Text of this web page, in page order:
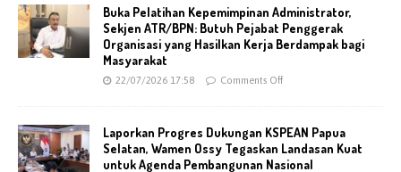
Buka Pelatihan Kepemimpinan Administrator,
Sekjen ATR/BPN: Butuh Pejabat Penggerak
Organisasi yang Hasilkan Kerja Berdampak bagi
Masyarakat
22/07/2026 17:58 Comments Off
Laporkan Progres Dukungan KSPEAN Papua
Selatan, Wamen Ossy Tegaskan Landasan Kuat
untuk Agenda Pembangunan Nasional